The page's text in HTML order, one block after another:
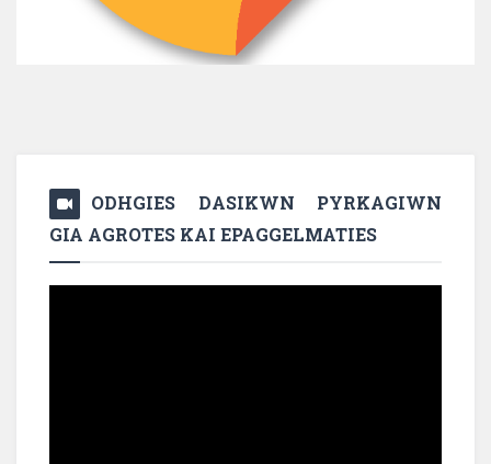
ODHGIES DASIKWN PYRKAGIWN
GIA AGROTES KAI EPAGGELMATIES